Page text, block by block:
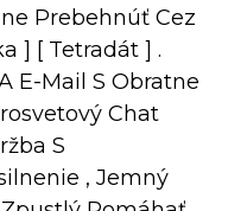
Prebehnúť Cez
] [ Tetradát ] .
E-Mail S Obratne
Chat
S
, Jemný